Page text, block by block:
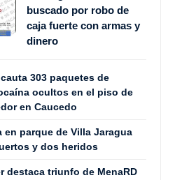
buscado por robo de
caja fuerte con armas y
dinero
303 paquetes de
ocultos en el piso de
en Caucedo
en parque de Villa Jaragua
y dos heridos
destaca triunfo de MenaRD